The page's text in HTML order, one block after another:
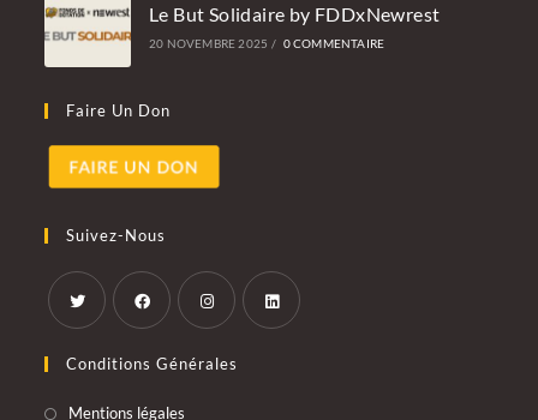
Le But Solidaire by FDDxNewrest
20 NOVEMBRE 2025 / 0 COMMENTAIRE
Faire Un Don
Suivez-Nous
dans
dans
dans
Conditions Générales
Mentions légales